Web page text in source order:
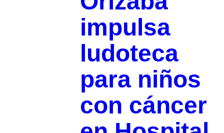
impulsa
ludoteca
para niños
con cáncer